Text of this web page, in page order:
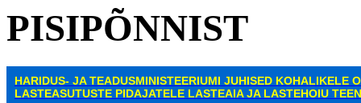
PISIPÕNNIST
HARIDUS- JA TEADUSMINISTEERIUMI JUHISED KOHALIKELE
LASTEASUTUSTE PIDAJATELE LASTEAIA JA LASTEHOIU